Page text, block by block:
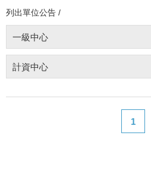
列出單位公告 /
一級中心
計資中心
1